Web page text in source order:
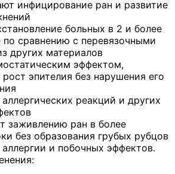
инфицирование ран и развитие
больных в 2 и более
по сравнению с перевязочными
других материалов
эффектом,
эпителия без нарушения его
реакций и других
заживлению ран в более
без образования грубых рубцов
и побочных эффектов.